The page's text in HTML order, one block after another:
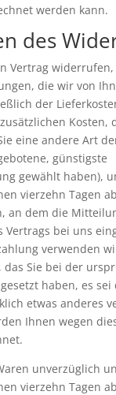
werden kann.
des
Vertrag
die wir von
der
Kosten,
eine andere Art
günstigste
gewählt haben),
vierzehn Tagen
an dem die
Vertrags bei uns
verwenden
Sie bei der
haben, es
etwas anderes
Ihnen wegen
unverzüglich
vierzehn Tagen